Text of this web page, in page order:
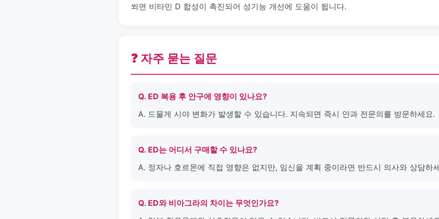
쐬면 비타민 D 합성이 촉진되어 성기능 개선에 도움이 됩니다.
❓ 자주 묻는 질문
Q. ED 복용 후 안구에 영향이 있나요?
A. 드물게 시야 변화가 발생할 수 있습니다. 지속되면 즉시 안과 전문의를 방문하세요.
Q. ED는 어디서 구매할 수 있나요?
A. 정자나 호르몬에 직접 영향은 없지만, 임신을 계획 중이라면 반드시 의사와 상담하
Q. ED와 비아그라의 차이는 무엇인가요?